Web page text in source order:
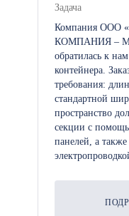
Задача
Компания
КОМПАНИЯ –
обратилась к
контейнера.
требования:
стандартной
пространство
секции с
панелей, а